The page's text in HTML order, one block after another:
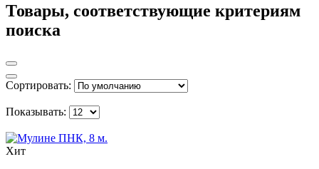
Товары, соответствующие критериям
поиска
Сортировать:
Показывать:
Хит